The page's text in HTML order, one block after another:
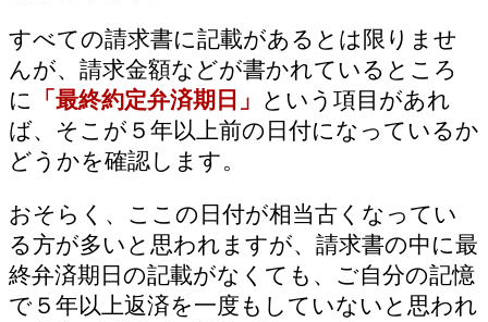
すべての請求書に記載があるとは限りませ
んが、請求金額などが書かれているところ
に
「最終約定弁済期日」
という項目があれ
ば、そこが５年以上前の日付になっているか
どうかを確認します。
おそらく、ここの日付が相当古くなってい
る方が多いと思われますが、請求書の中に最
終弁済期日の記載がなくても、ご自分の記憶
で５年以上返済を一度もしていないと思われ